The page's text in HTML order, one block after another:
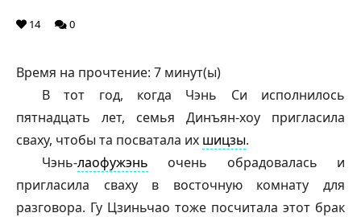
14 0
Время на прочтение: 7 минут(ы)
В тот год, когда Чэнь Си исполнилось
пятнадцать лет, семья Динъян-хоу пригласила
сваху, чтобы та посватала их шицзы.
Чэнь-лаофужэнь очень обрадовалась и
пригласила сваху в восточную комнату для
разговора. Гу Цзиньчао тоже посчитала этот брак